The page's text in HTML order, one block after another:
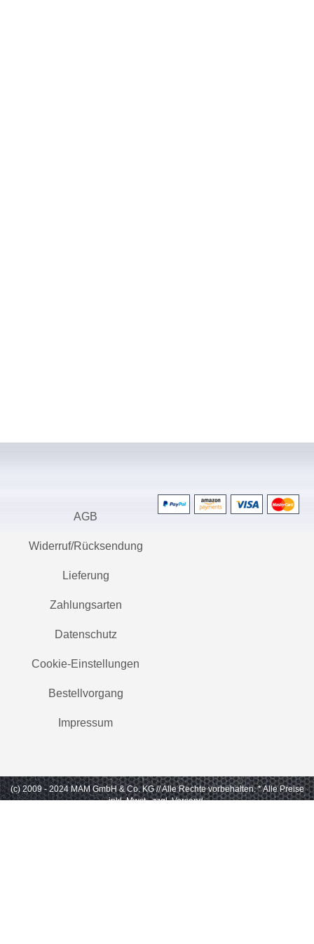
AGB
Widerruf/Rücksendung
Lieferung
Zahlungsarten
Datenschutz
Cookie-Einstellungen
Bestellvorgang
Impressum
(c) 2009 - 2024 MAM GmbH & Co. KG // Alle Rechte vorbehalten. * Alle Preise
inkl. Mwst., zzgl. Versand.